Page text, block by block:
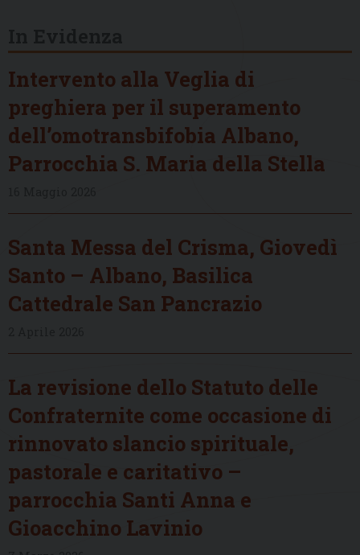
Intervento alla Veglia di
preghiera per il superamento
dell’omotransbifobia Albano,
Parrocchia S. Maria della Stella
Santa Messa del Crisma, Giovedì
Santo – Albano, Basilica
Cattedrale San Pancrazio
La revisione dello Statuto delle
Confraternite come occasione di
rinnovato slancio spirituale,
pastorale e caritativo –
parrocchia Santi Anna e
Gioacchino Lavinio